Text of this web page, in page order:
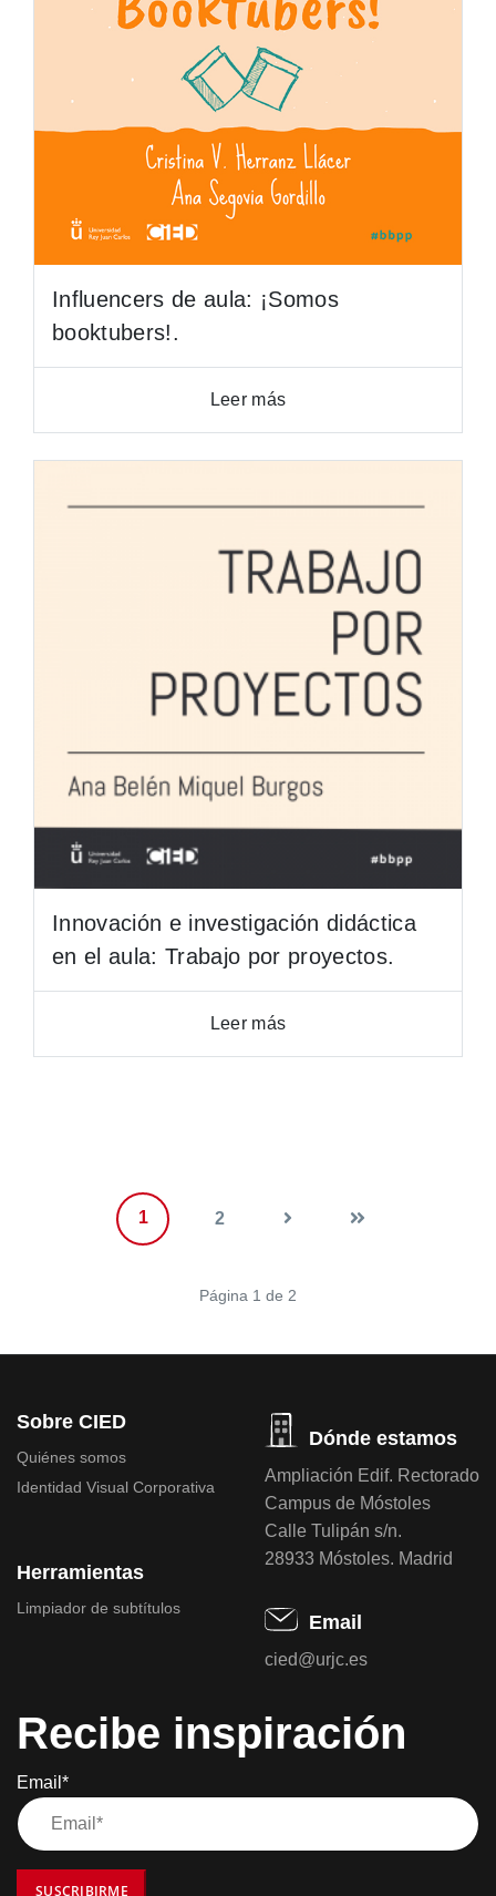
Influencers de aula: ¡Somos
booktubers!.
Leer más
Innovación e investigación didáctica
en el aula: Trabajo por proyectos.
Leer más
1 2
Página 1 de 2
Sobre CIED
Quiénes somos
Identidad Visual Corporativa
Herramientas
Limpiador de subtítulos
Dónde estamos
Ampliación Edif. Rectorado
Campus de Móstoles
Calle Tulipán s/n.
28933 Móstoles. Madrid
Email
cied@urjc.es
Recibe inspiración
Email*
SUSCRIBIRME